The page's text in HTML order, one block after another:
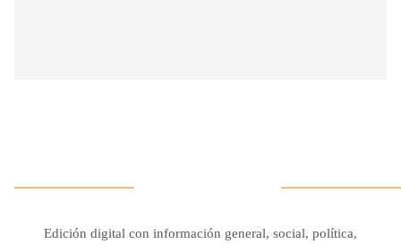
Edición digital con información general, social, política,